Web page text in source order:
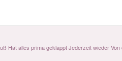
Hat alles prima geklappt Jederzeit wieder